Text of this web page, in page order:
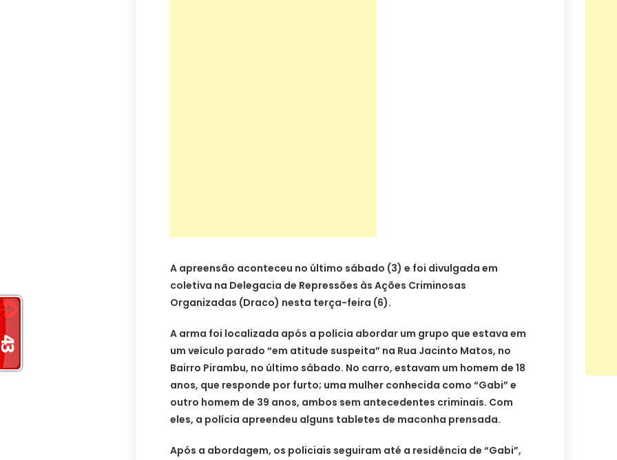
A apreensão aconteceu no último sábado (3) e foi divulgada em
coletiva na Delegacia de Repressões às Ações Criminosas
Organizadas (Draco) nesta terça-feira (6).
A arma foi localizada após a polícia abordar um grupo que estava em
um veículo parado “em atitude suspeita” na Rua Jacinto Matos, no
Bairro Pirambu, no último sábado. No carro, estavam um homem de 18
anos, que responde por furto; uma mulher conhecida como “Gabi” e
outro homem de 39 anos, ambos sem antecedentes criminais. Com
eles, a polícia apreendeu alguns tabletes de maconha prensada.
Após a abordagem, os policiais seguiram até a residência de “Gabi”,